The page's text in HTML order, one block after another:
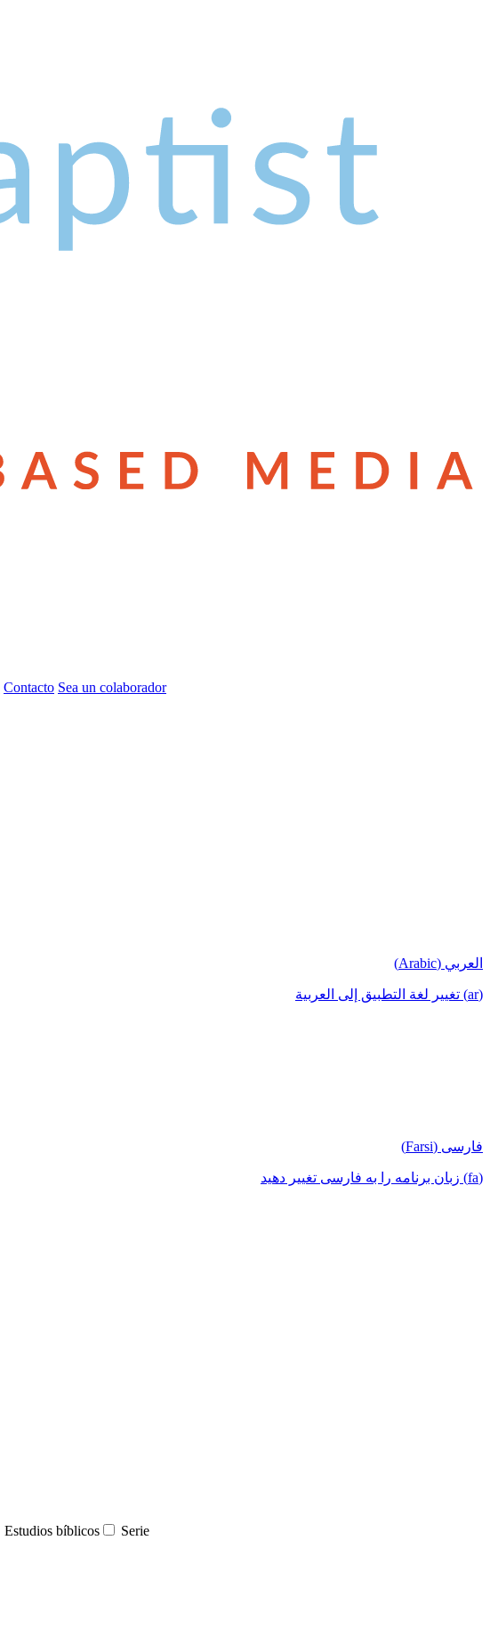
Contacto Sea un colaborador
العربي (Arabic)
(ar) تغيير لغة التطبيق إلى العربية
فارسی (Farsi)
(fa) زبان برنامه را به فارسی تغییر دهید
Estudios bíblicos Serie